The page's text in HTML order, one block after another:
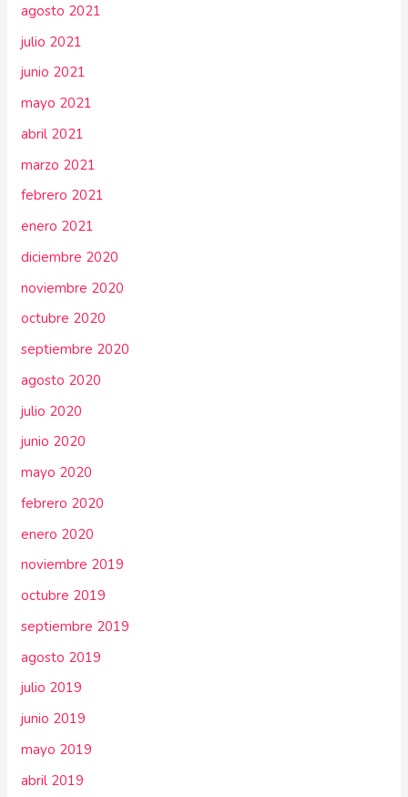
agosto 2021
julio 2021
junio 2021
mayo 2021
abril 2021
marzo 2021
febrero 2021
enero 2021
diciembre 2020
noviembre 2020
octubre 2020
septiembre 2020
agosto 2020
julio 2020
junio 2020
mayo 2020
febrero 2020
enero 2020
noviembre 2019
octubre 2019
septiembre 2019
agosto 2019
julio 2019
junio 2019
mayo 2019
abril 2019